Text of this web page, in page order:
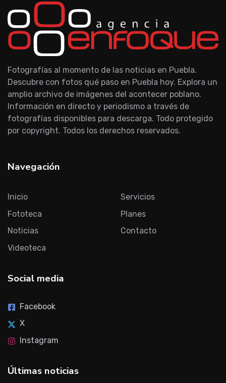
Fotografías al momento de las noticias en Puebla.
Descubre con fotos qué paso en Puebla hoy. Explora un
amplio archivo de imágenes del acontecer poblano.
Información en directo y periodismo a través de
fotografías disponibles para descarga. Todo protegido
por copyright. Todos los derechos reservados.
Navegación
Inicio
Fototeca
Noticias
Videoteca
Servicios
Planes
Contacto
Social media
Facebook
X
Instagram
Últimas noticias